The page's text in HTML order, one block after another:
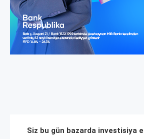
Siz bu gün bazarda investisiya